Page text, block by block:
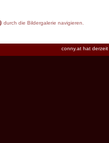
durch die Bildergalerie navigieren.
conny.at hat derzeit